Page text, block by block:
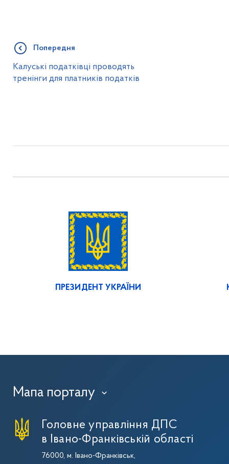
Попередня
Калуські податківці проводять
тренінги для платників податків
ПРЕЗИДЕНТ УКРАЇНИ
Мапа порталу ›
Головне управління ДПС
в Івано-Франківській області
76000, м. Івано-Франківськ,